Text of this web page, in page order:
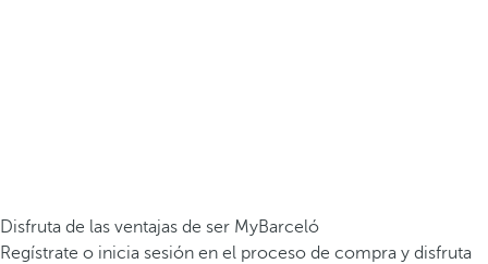
Disfruta de las ventajas de ser MyBarceló
Regístrate o inicia sesión en el proceso de compra y disfruta